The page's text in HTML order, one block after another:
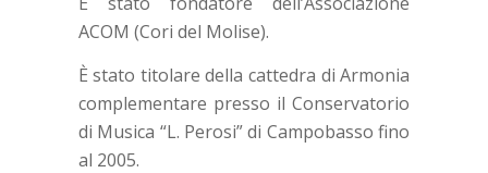
ACOM (Cori del Molise).
È stato titolare della cattedra di Armonia
complementare presso il Conservatorio
di Musica “L. Perosi” di Campobasso fino
al 2005.